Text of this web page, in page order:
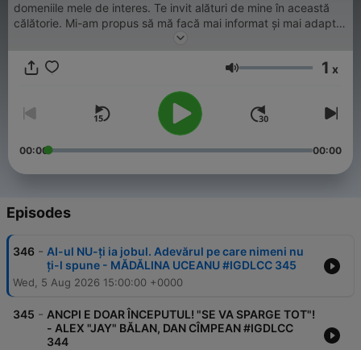
domeniile mele de interes. Te invit alături de mine în această
călătorie. Mi-am propus să mă facă mai informat și mai adaptat
la schimbările care vin. Sper să o facă și pentru tine.
Volume 1 x
00:00 00:00
Episodes
346 - AI-ul NU-ți ia jobul. Adevărul pe care nimeni nu
ți-l spune - MĂDĂLINA UCEANU #IGDLCC 345
Wed, 5 Aug 2026 15:00:00 +0000
345 - ANCPI E DOAR ÎNCEPUTUL! "SE VA SPARGE TOT"!
- ALEX "JAY" BĂLAN, DAN CÎMPEAN #IGDLCC
344